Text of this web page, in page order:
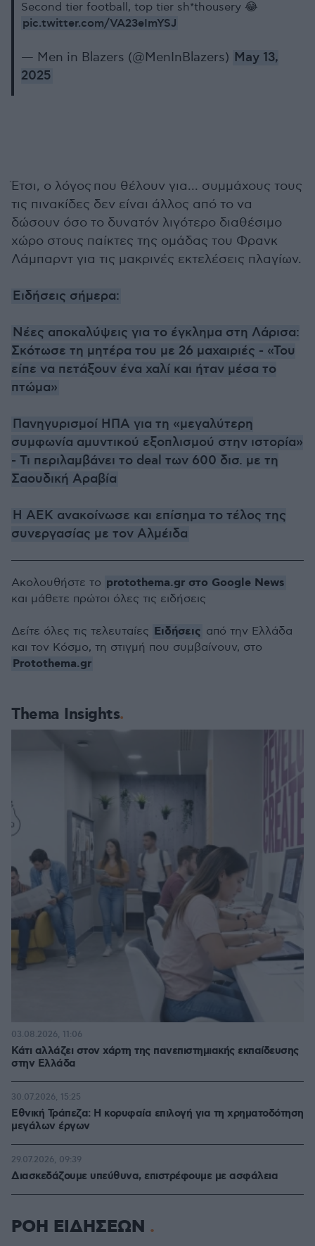
Second tier football, top tier sh*thousery 😂
pic.twitter.com/VA23eImYSJ
— Men in Blazers (@MenInBlazers) May 13,
2025
Έτσι, ο λόγος που θέλουν για... συμμάχους τους
τις πινακίδες δεν είναι άλλος από το να
δώσουν όσο το δυνατόν λιγότερο διαθέσιμο
χώρο στους παίκτες της ομάδας του Φρανκ
Λάμπαρντ για τις μακρινές εκτελέσεις πλαγίων.
Ειδήσεις σήμερα:
Νέες αποκαλύψεις για το έγκλημα στη Λάρισα:
Σκότωσε τη μητέρα του με 26 μαχαιριές - «Του
είπε να πετάξουν ένα χαλί και ήταν μέσα το
πτώμα»
Πανηγυρισμοί ΗΠΑ για τη «μεγαλύτερη
συμφωνία αμυντικού εξοπλισμού στην ιστορία»
- Τι περιλαμβάνει το deal των 600 δισ. με τη
Σαουδική Αραβία
Η ΑΕΚ ανακοίνωσε και επίσημα το τέλος της
συνεργασίας με τον Αλμέιδα
Thema Insights
Κάτι αλλάζει στον χάρτη της πανεπιστημιακής εκπαίδευσης
στην Ελλάδα
03.08.2026, 11:06
Εθνική Τράπεζα: Η κορυφαία επιλογή για τη χρηματοδότηση
μεγάλων έργων
30.07.2026, 15:25
Διασκεδάζουμε υπεύθυνα, επιστρέφουμε με ασφάλεια
29.07.2026, 09:39
Ακολουθήστε το protothema.gr στο Google News
και μάθετε πρώτοι όλες τις ειδήσεις
Δείτε όλες τις τελευταίες Ειδήσεις από την Ελλάδα
και τον Κόσμο, τη στιγμή που συμβαίνουν, στο
Protothema.gr
ΡΟΗ ΕΙΔΗΣΕΩΝ